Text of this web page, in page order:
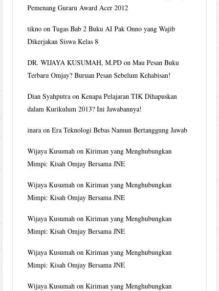
Pemenang Guraru Award Acer 2012
tikno onTugas Bab 2 Buku AI Pak Onno yang Wajib
Dikerjakan Siswa Kelas 8
DR. WIJAYA KUSUMAH, M.PD onMau Pesan Buku
Terbaru Omjay? Buruan Pesan Sebelum Kehabisan!
Dian Syahputra onKenapa Pelajaran TIK Dihapuskan
dalam Kurikulum 2013? Ini Jawabannya!
inara onEra Teknologi Bebas Namun Bertanggung Jawab
Wijaya Kusumah onKiriman yang Menghubungkan
Mimpi: Kisah Omjay Bersama JNE
Wijaya Kusumah onKiriman yang Menghubungkan
Mimpi: Kisah Omjay Bersama JNE
Wijaya Kusumah onKiriman yang Menghubungkan
Mimpi: Kisah Omjay Bersama JNE
Wijaya Kusumah onKiriman yang Menghubungkan
Mimpi: Kisah Omjay Bersama JNE
Wijaya Kusumah onKiriman yang Menghubungkan